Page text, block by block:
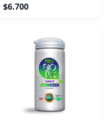
$6.700